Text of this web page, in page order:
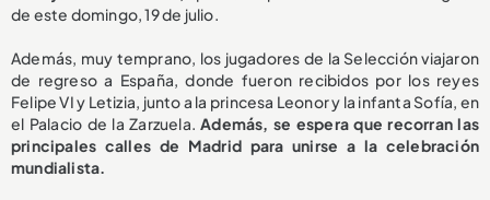
de este domingo, 19 de julio.
Además, muy temprano, los jugadores de la Selección viajaron
de regreso a España, donde fueron recibidos por los reyes
Felipe VI y Letizia, junto a la princesa Leonor y la infanta Sofía, en
el Palacio de la Zarzuela.Además, se espera que recorran las
principales calles de Madrid para unirse a la celebración
mundialista.